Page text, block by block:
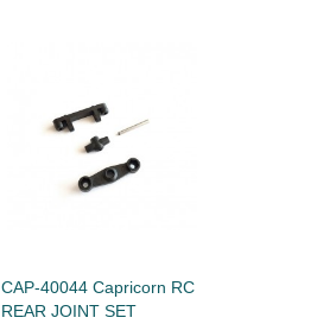
CAP-40044 Capricorn RC
REAR JOINT SET